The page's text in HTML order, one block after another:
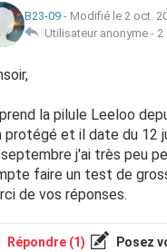
B23-09 - Modifié le 2 oct.
Utilisateur anonyme - 2
la pilule Leeloo
protégé et il date du 12
septembre j'ai très peu
faire un test de
de vos réponses.
Répondre (1) Posez